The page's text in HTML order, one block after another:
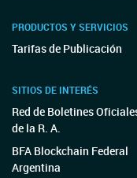
PRODUCTOS Y SERVICIOS
Tarifas de Publicación
SITIOS DE INTERÉS
Red de Boletines
de la R. A.
BFA Blockchain Federal
Argentina